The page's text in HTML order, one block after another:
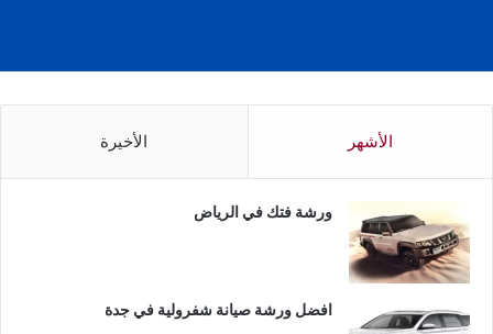
الأشهر الأخيرة
ورشة فتك في الرياض
افضل ورشة صيانة شفرولية في جدة